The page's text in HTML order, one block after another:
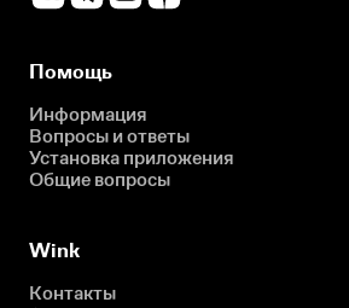
Помощь
Информация
Вопросы и ответы
Установка приложения
Общие вопросы
Wink
Контакты